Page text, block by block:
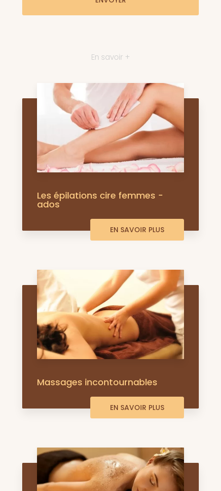
En savoir +
Les épilations cire femmes -
ados
EN SAVOIR PLUS
Massages incontournables
EN SAVOIR PLUS